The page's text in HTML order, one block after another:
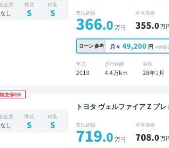
クモニター ドライブレコーダ
金歴
なし
外装
S
内装
S 支払総額
366.0 万円
本体価格
355.0万
ローン参考 月々 49,200 円 ※金額
年式
2019
走行距離
4.4万km
車検
28年1月
交渉OK
トヨタ ヴェルファイア Z プレミア 美品 禁煙車 整備記録簿あり ディスプレイオーデ
ートクルーズ 3列シート スマ
メラ ドライブレコーダー 衝
金歴
なし
外装
S
内装
S 支払総額
719.0 万円
本体価格
708.0万